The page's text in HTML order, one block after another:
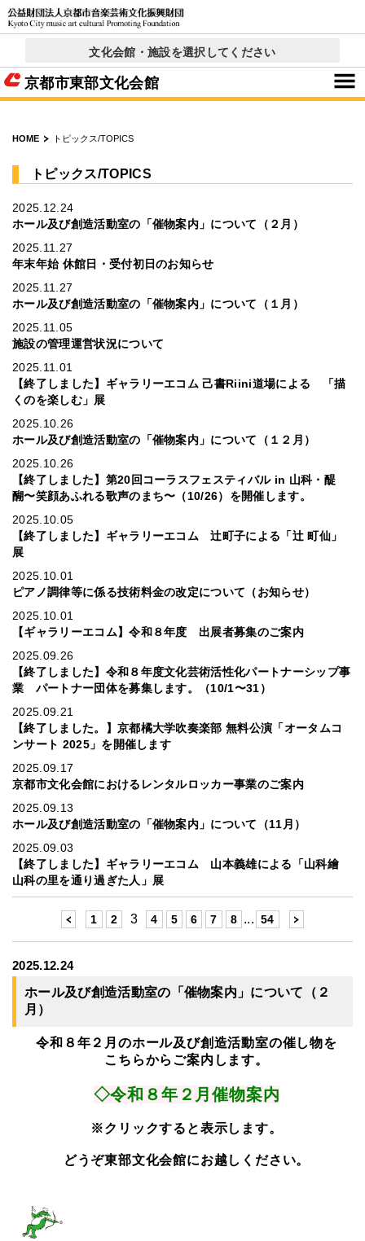
文化会館・施設を選択してください
京都コンサートホール
東部文化会館
呉竹文化センター
西文化会館ウエスティ
北文化会館
右京ふれあい文化会館
ロームシアター京都
京都市東部文化会館
HOME トピックス/TOPICS
トピックス/TOPICS
2025.12.24
ホール及び創造活動室の「催物案内」について（２月）
2025.11.27
年末年始 休館日・受付初日のお知らせ
2025.11.27
ホール及び創造活動室の「催物案内」について（１月）
2025.11.05
施設の管理運営状況について
2025.11.01
【終了しました】ギャラリーエコム 己書Riini道場による 「描
くのを楽しむ」展
2025.10.26
ホール及び創造活動室の「催物案内」について（１２月）
2025.10.26
【終了しました】第20回コーラスフェスティバル in 山科・醍
醐〜笑顔あふれる歌声のまち〜（10/26）を開催します。
2025.10.05
【終了しました】ギャラリーエコム 辻町子による「辻 町仙」
展
2025.10.01
ピアノ調律等に係る技術料金の改定について（お知らせ）
2025.10.01
【ギャラリーエコム】令和８年度 出展者募集のご案内
2025.09.26
【終了しました】令和８年度文化芸術活性化パートナーシップ事
業 パートナー団体を募集します。（10/1〜31）
2025.09.21
【終了しました。】京都橘大学吹奏楽部 無料公演「オータムコ
ンサート 2025」を開催します
2025.09.17
京都市文化会館におけるレンタルロッカー事業のご案内
2025.09.13
ホール及び創造活動室の「催物案内」について（11月）
2025.09.03
【終了しました】ギャラリーエコム 山本義雄による「山科繪
山科の里を通り過ぎた人」展
1 2 3 4 5 6 7 8 ... 54
2025.12.24
ホール及び創造活動室の「催物案内」について（２
月）
令和８年２月のホール及び創造活動室の催し物を
こちらからご案内します。
◇令和８年２月催物案内
※クリックすると表示します。
どうぞ東部文化会館にお越しください。